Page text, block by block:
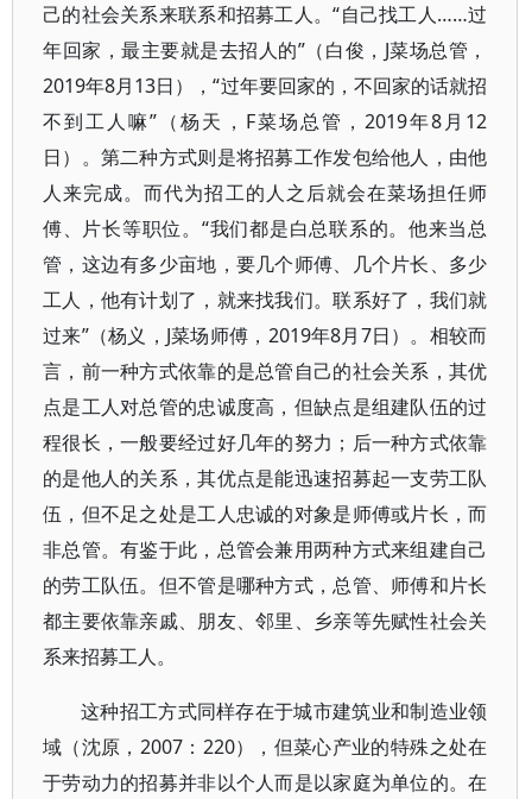
己的社会关系来联系和招募工人。“自己找工人……过
年回家，最主要就是去招人的”（白俊，J菜场总管，
2019年8月13日），“过年要回家的，不回家的话就招
不到工人嘛”（杨天，F菜场总管，2019年8月12
日）。第二种方式则是将招募工作发包给他人，由他
人来完成。而代为招工的人之后就会在菜场担任师
傅、片长等职位。“我们都是白总联系的。他来当总
管，这边有多少亩地，要几个师傅、几个片长、多少
工人，他有计划了，就来找我们。联系好了，我们就
过来”（杨义，J菜场师傅，2019年8月7日）。相较而
言，前一种方式依靠的是总管自己的社会关系，其优
点是工人对总管的忠诚度高，但缺点是组建队伍的过
程很长，一般要经过好几年的努力；后一种方式依靠
的是他人的关系，其优点是能迅速招募起一支劳工队
伍，但不足之处是工人忠诚的对象是师傅或片长，而
非总管。有鉴于此，总管会兼用两种方式来组建自己
的劳工队伍。但不管是哪种方式，总管、师傅和片长
都主要依靠亲戚、朋友、邻里、乡亲等先赋性社会关
系来招募工人。
这种招工方式同样存在于城市建筑业和制造业领
域（沈原，2007：220），但菜心产业的特殊之处在
于劳动力的招募并非以个人而是以家庭为单位的。在